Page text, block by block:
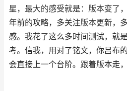
星，最大的感受就是：版本变了
年前的攻略，多关注版本更新，
感。我花了这么多时间测试，就
考。信我，用对了铭文，你吕布
会直接上一个台阶。跟着版本走